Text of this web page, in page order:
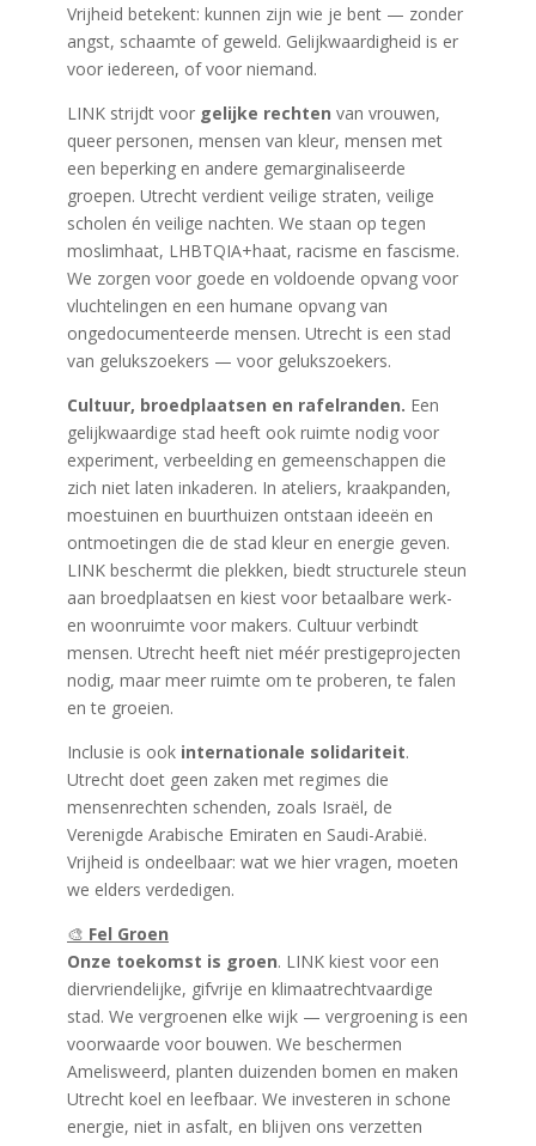
Vrijheid betekent: kunnen zijn wie je bent — zonder
angst, schaamte of geweld. Gelijkwaardigheid is er
voor iedereen, of voor niemand.
LINK strijdt voor gelijke rechten van vrouwen,
queer personen, mensen van kleur, mensen met
een beperking en andere gemarginaliseerde
groepen. Utrecht verdient veilige straten, veilige
scholen én veilige nachten. We staan op tegen
moslimhaat, LHBTQIA+haat, racisme en fascisme.
We zorgen voor goede en voldoende opvang voor
vluchtelingen en een humane opvang van
ongedocumenteerde mensen. Utrecht is een stad
van gelukszoekers — voor gelukszoekers.
Cultuur, broedplaatsen en rafelranden. Een
gelijkwaardige stad heeft ook ruimte nodig voor
experiment, verbeelding en gemeenschappen die
zich niet laten inkaderen. In ateliers, kraakpanden,
moestuinen en buurthuizen ontstaan ideeën en
ontmoetingen die de stad kleur en energie geven.
LINK beschermt die plekken, biedt structurele steun
aan broedplaatsen en kiest voor betaalbare werk-
en woonruimte voor makers. Cultuur verbindt
mensen. Utrecht heeft niet méér prestigeprojecten
nodig, maar meer ruimte om te proberen, te falen
en te groeien.
Inclusie is ook internationale solidariteit.
Utrecht doet geen zaken met regimes die
mensenrechten schenden, zoals Israël, de
Verenigde Arabische Emiraten en Saudi-Arabië.
Vrijheid is ondeelbaar: wat we hier vragen, moeten
we elders verdedigen.
🎨 Fel Groen
Onze toekomst is groen. LINK kiest voor een
diervriendelijke, gifvrije en klimaatrechtvaardige
stad. We vergroenen elke wijk — vergroening is een
voorwaarde voor bouwen. We beschermen
Amelisweerd, planten duizenden bomen en maken
Utrecht koel en leefbaar. We investeren in schone
energie, niet in asfalt, en blijven ons verzetten